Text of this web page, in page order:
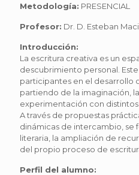
Metodología: PRESENCIAL
Profesor: Dr. D. Esteban
Introducción:
La escritura creativa es un
descubrimiento personal.
participantes en el desarrollo
partiendo de la imaginación,
experimentación con distintos
A través de propuestas
dinámicas de intercambio, se
literaria, la ampliación de
del propio proceso de
Perfil del alumno: